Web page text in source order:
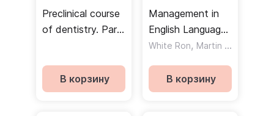
Preclinical course
of dentistry. Part
Textbook
В корзину
Management in
English Language
Teaching
White Ron, Martin Mervyn
В корзину